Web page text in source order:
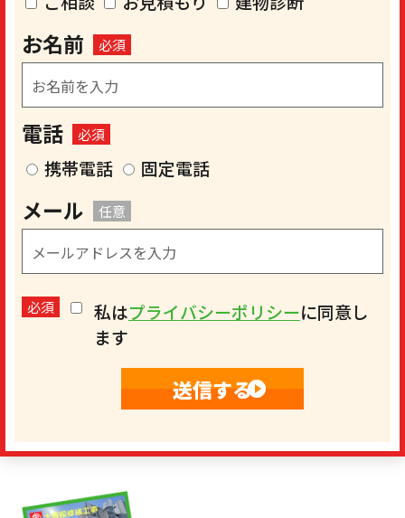
お名前 必須
電話 必須
携帯電話 固定電話
メール 任意
必須 私はプライバシーポリシーに同意し
ます